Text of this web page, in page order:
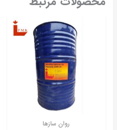
روان سازها